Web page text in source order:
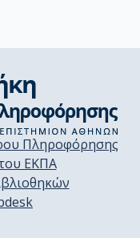
Πληροφόρησης
ΕΚΠΑ